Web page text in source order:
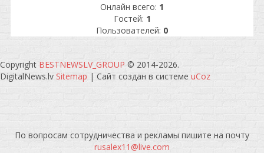
Онлайн всего: 1
Гостей: 1
Пользователей: 0
Copyright BESTNEWSLV_GROUP © 2014-2026.
DigitalNews.lv Sitemap | Сайт создан в системе uCoz
По вопросам сотрудничества и рекламы пишите на почту
rusalex11@live.com